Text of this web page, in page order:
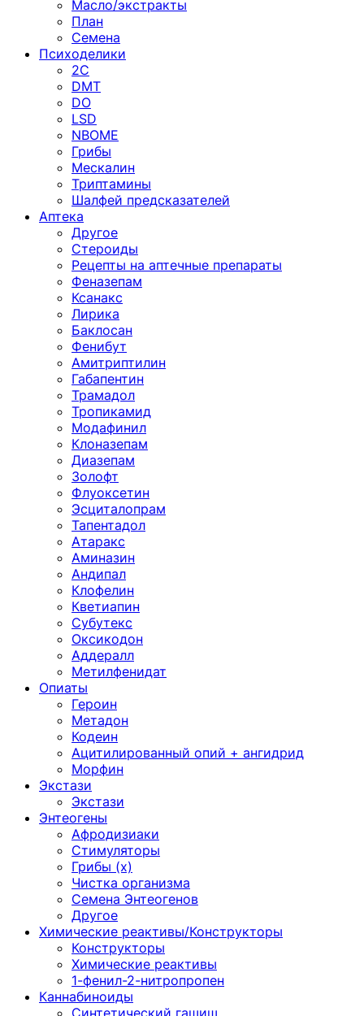
Масло/экстракты
План
Семена
Психоделики
2C
DMT
DO
LSD
NBOME
Грибы
Мескалин
Триптамины
Шалфей предсказателей
Аптека
Другое
Стероиды
Рецепты на аптечные препараты
Феназепам
Ксанакс
Лирика
Баклосан
Фенибут
Амитриптилин
Габапентин
Трамадол
Тропикамид
Модафинил
Клоназепам
Диазепам
Золофт
Флуоксетин
Эсциталопрам
Тапентадол
Атаракс
Аминазин
Андипал
Клофелин
Кветиапин
Субутекс
Оксикодон
Аддералл
Метилфенидат
Опиаты
Героин
Метадон
Кодеин
Ацитилированный опий + ангидрид
Морфин
Экстази
Экстази
Энтеогены
Афродизиаки
Стимуляторы
Грибы (х)
Чистка организма
Семена Энтеогенов
Другое
Химические реактивы/Конструкторы
Конструкторы
Химические реактивы
1-фенил-2-нитропропен
Каннабиноиды
Синтетический гашиш